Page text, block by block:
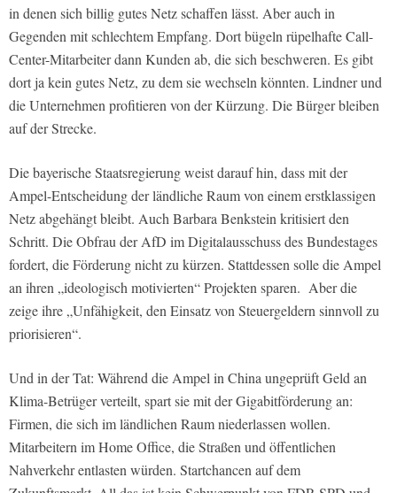
in denen sich billig gutes Netz schaffen lässt. Aber auch in
Gegenden mit schlechtem Empfang. Dort bügeln rüpelhafte Call-
Center-Mitarbeiter dann Kunden ab, die sich beschweren. Es gibt
dort ja kein gutes Netz, zu dem sie wechseln könnten. Lindner und
die Unternehmen profitieren von der Kürzung. Die Bürger bleiben
auf der Strecke.
Die bayerische Staatsregierung weist darauf hin, dass mit der
Ampel-Entscheidung der ländliche Raum von einem erstklassigen
Netz abgehängt bleibt. Auch Barbara Benkstein kritisiert den
Schritt. Die Obfrau der AfD im Digitalausschuss des Bundestages
fordert, die Förderung nicht zu kürzen. Stattdessen solle die Ampel
an ihren „ideologisch motivierten“ Projekten sparen. Aber die
zeige ihre „Unfähigkeit, den Einsatz von Steuergeldern sinnvoll zu
priorisieren“.
Und in der Tat: Während die Ampel in China ungeprüft Geld an
Klima-Betrüger verteilt, spart sie mit der Gigabitförderung an:
Firmen, die sich im ländlichen Raum niederlassen wollen.
Mitarbeitern im Home Office, die Straßen und öffentlichen
Nahverkehr entlasten würden. Startchancen auf dem